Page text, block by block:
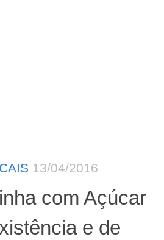
13/04/2016
com Açúcar
e de